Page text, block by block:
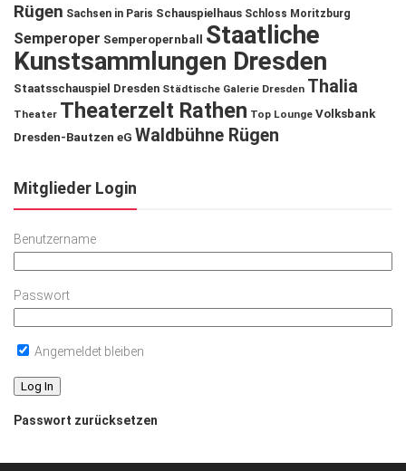
Rügen Sachsen in Paris Schauspielhaus Schloss Moritzburg
Semperoper Semperopernball
Staatliche
Kunstsammlungen Dresden
Staatsschauspiel Dresden Städtische Galerie Dresden Thalia
Theater Theaterzelt Rathen Top Lounge Volksbank
Dresden-Bautzen eG Waldbühne Rügen
Mitglieder Login
Benutzername
Passwort
Angemeldet bleiben
Passwort zurücksetzen